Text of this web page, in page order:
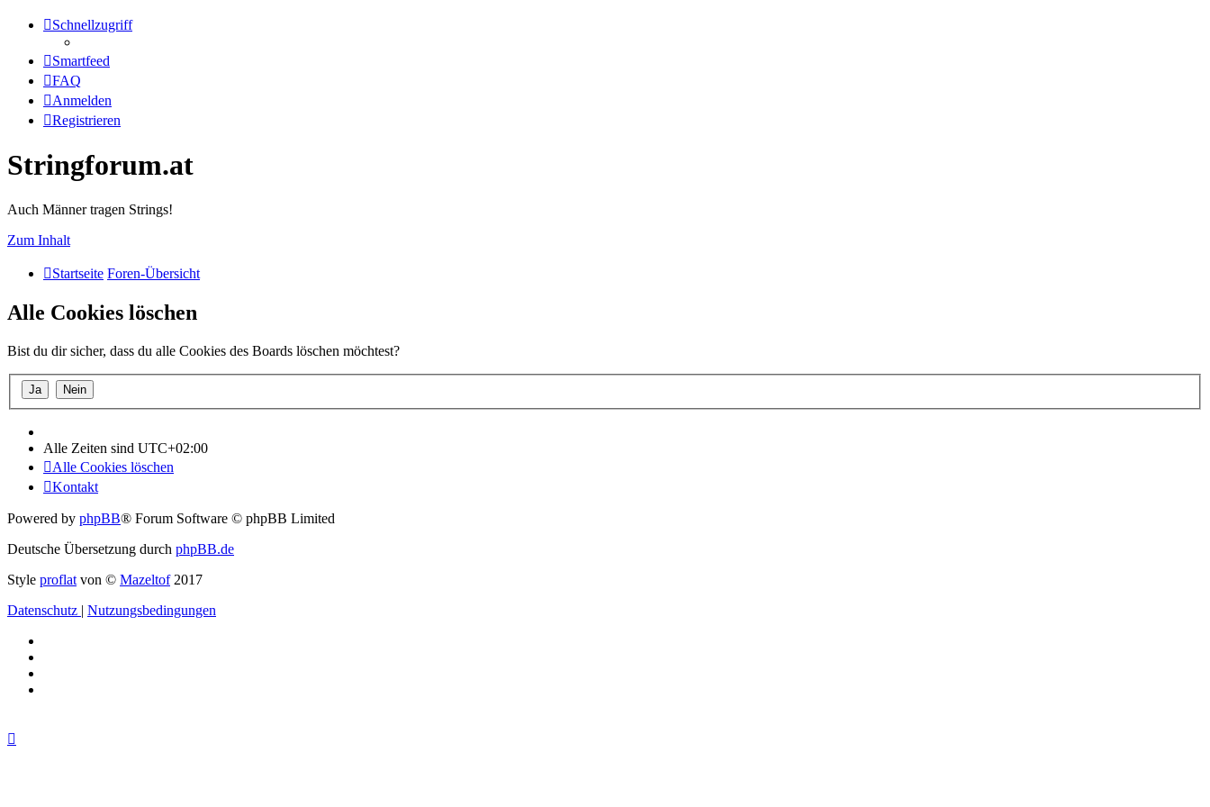
Schnellzugriff
Smartfeed
FAQ
Anmelden
Registrieren
Stringforum.at
Auch Männer tragen Strings!
Zum Inhalt
Startseite Foren-Übersicht
Alle Cookies löschen
Bist du dir sicher, dass du alle Cookies des Boards löschen möchtest?
Alle Zeiten sind UTC+02:00
Alle Cookies löschen
Kontakt
Powered by phpBB® Forum Software © phpBB Limited
Deutsche Übersetzung durch phpBB.de
Style proflat von © Mazeltof2017
Datenschutz | Nutzungsbedingungen